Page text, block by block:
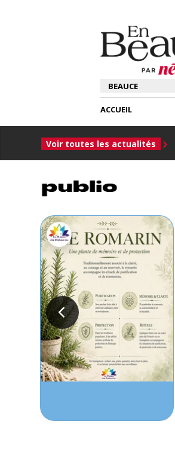
ACCUEIL
Voir toutes les actualités